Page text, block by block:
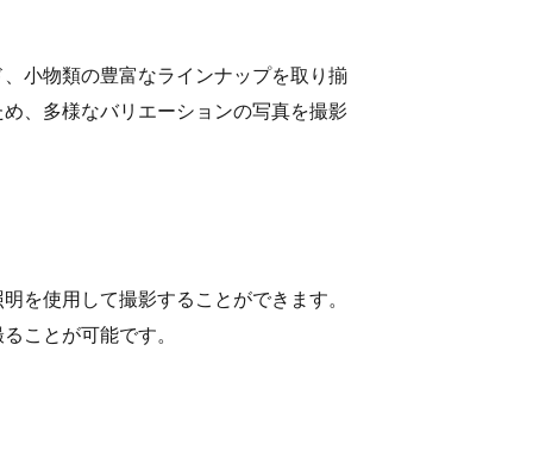
小物類の豊富なラインナップを取り揃
、多様なバリエーションの写真を撮影
を使用して撮影することができます。
ことが可能です。